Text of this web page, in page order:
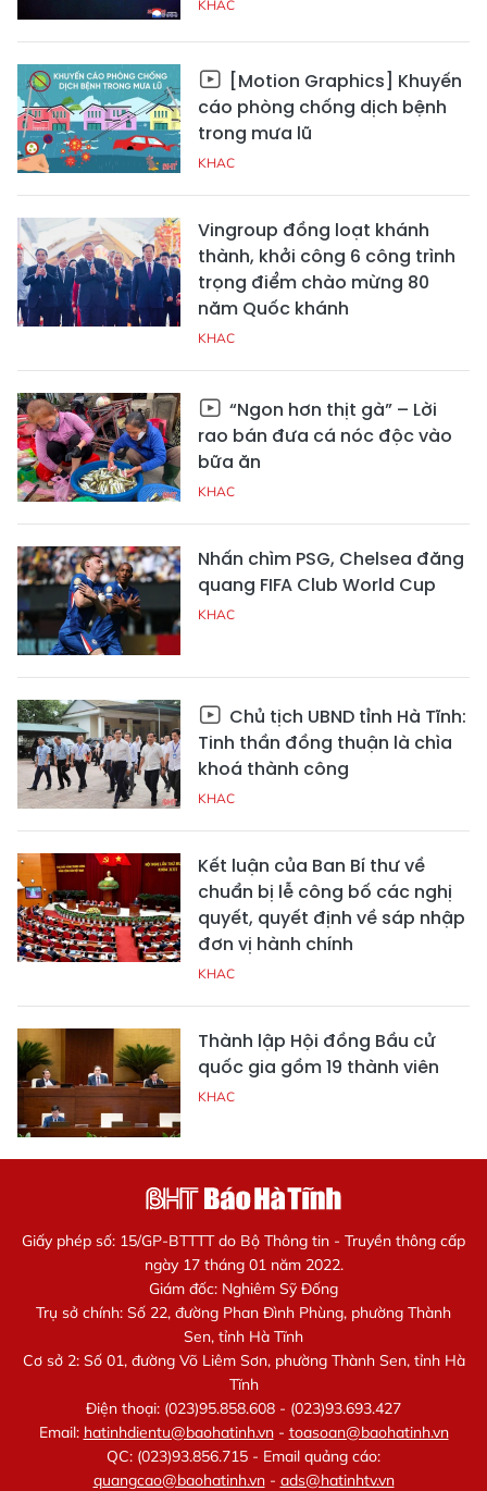
KHAC
[Motion Graphics] Khuyến
cáo phòng chống dịch bệnh
trong mưa lũ
KHAC
Vingroup đồng loạt khánh
thành, khởi công 6 công trình
trọng điểm chào mừng 80
năm Quốc khánh
KHAC
“Ngon hơn thịt gà” – Lời
rao bán đưa cá nóc độc vào
bữa ăn
KHAC
Nhấn chìm PSG, Chelsea đăng
quang FIFA Club World Cup
KHAC
Chủ tịch UBND tỉnh Hà Tĩnh:
Tinh thần đồng thuận là chìa
khoá thành công
KHAC
Kết luận của Ban Bí thư về
chuẩn bị lễ công bố các nghị
quyết, quyết định về sáp nhập
đơn vị hành chính
KHAC
Thành lập Hội đồng Bầu cử
quốc gia gồm 19 thành viên
KHAC
Giấy phép số: 15/GP-BTTTT do Bộ Thông tin - Truyền thông cấp
ngày 17 tháng 01 năm 2022.
Giám đốc: Nghiêm Sỹ Đống
Trụ sở chính: Số 22, đường Phan Đình Phùng, phường Thành
Sen, tỉnh Hà Tĩnh
Cơ sở 2: Số 01, đường Võ Liêm Sơn, phường Thành Sen, tỉnh Hà
Tĩnh
Điện thoại: (023)95.858.608 - (023)93.693.427
Email: hatinhdientu@baohatinh.vn- toasoan@baohatinh.vn
QC: (023)93.856.715 - Email quảng cáo:
quangcao@baohatinh.vn- ads@hatinhtv.vn